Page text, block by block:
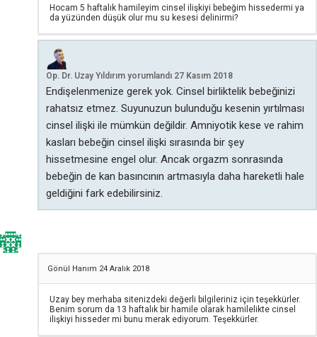
Hocam 5 haftalık hamileyim cinsel ilişkiyi bebeğim hissedermi ya
da yüzünden düşük olur mu su kesesi delinirmi?
Op. Dr. Uzay Yıldırım yorumlandı 27 Kasım 2018
Endişelenmenize gerek yok. Cinsel birliktelik bebeğinizi
rahatsız etmez. Suyunuzun bulunduğu kesenin yırtılması
cinsel ilişki ile mümkün değildir. Amniyotik kese ve rahim
kasları bebeğin cinsel ilişki sırasında bir şey
hissetmesine engel olur. Ancak orgazm sonrasında
bebeğin de kan basıncının artmasıyla daha hareketli hale
geldiğini fark edebilirsiniz.
Gönül Hanım 24 Aralık 2018
Uzay bey merhaba sitenizdeki değerli bilgileriniz için teşekkürler.
Benim sorum da 13 haftalık bir hamile olarak hamilelikte cinsel
ilişkiyi hisseder mi bunu merak ediyorum. Teşekkürler.